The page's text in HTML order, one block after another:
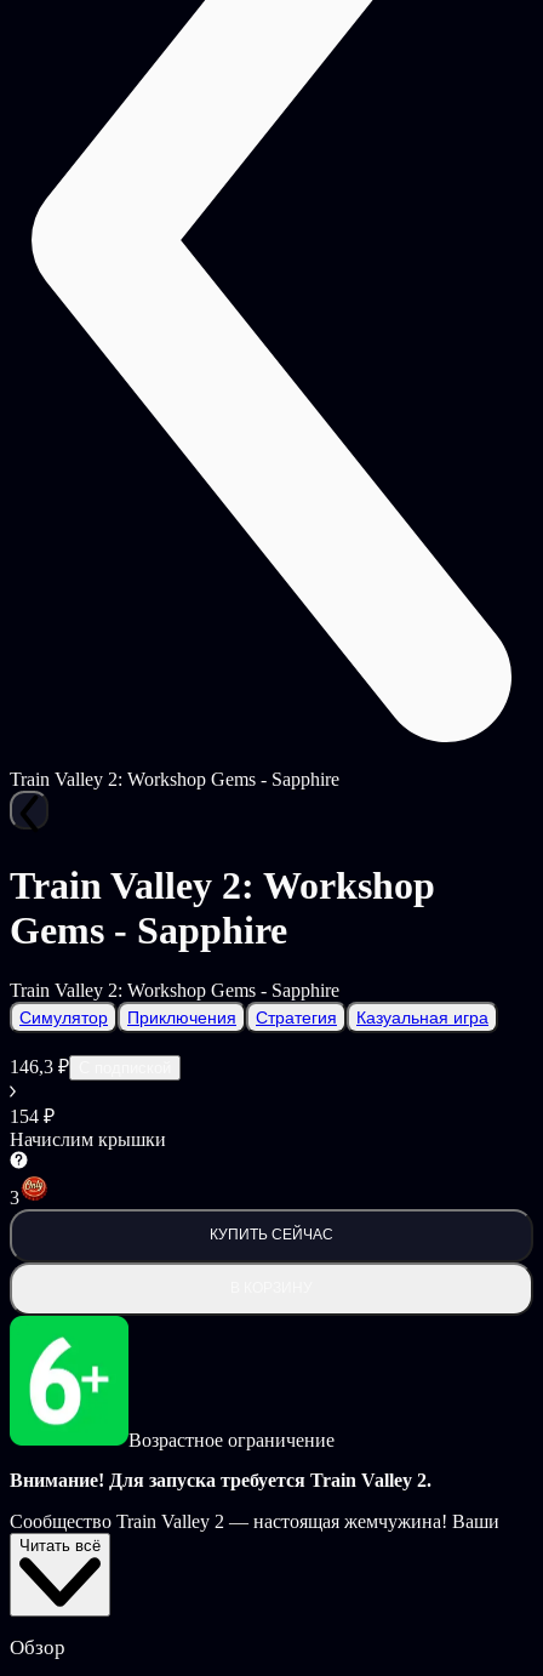
Train Valley 2: Workshop Gems - Sapphire
Train Valley 2: Workshop
Gems - Sapphire
Train Valley 2: Workshop Gems - Sapphire
Симулятор Приключения Стратегия Казуальная игра
146,3 ₽
154 ₽
Начислим крышки
3
КУПИТЬ СЕЙЧАС
Возрастное ограничение
Внимание! Для запуска требуется Train Valley 2.
Сообщество Train Valley 2 — настоящая жемчужина! Ваши
новаторские идеи помогают нам делать игру еще лучше.
Наша железнодорожная сеть стремительно развивается.
Совсем скоро мы достигнем отметки в 2000 пользовательских
месяцы, усовершенствовали их и создали серию наборов под
Читать всё
Обзор